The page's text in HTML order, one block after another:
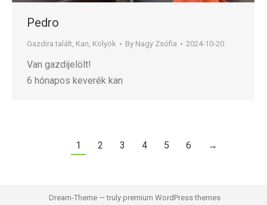
Pedro
Gazdira talált, Kan, Kölyök By Nagy Zsófia 2024-10-20
Van gazdijelölt!
6 hónapos keverék kan
1 2 3 4 5 6 →
Dream-Theme — truly premium WordPress themes